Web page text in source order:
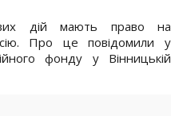
дій мають право на
Про це повідомили у
фонду у Вінницькій